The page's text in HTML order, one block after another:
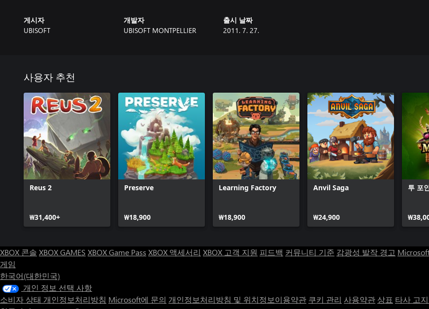
게시자
UBISOFT
개발자
UBISOFT MONTPELLIER
출시 날짜
2011. 7. 27.
사용자 추천
Reus 2
₩31,400+
Preserve
₩18,900
Learning Factory
₩18,900
Anvil Saga
₩24,900
투 포
XBOX 콘솔 XBOX GAMES XBOX Game Pass XBOX 액세서리 XBOX 고객 지원 피드백 커뮤니티 기준 감광성 발작 경고
게임
한국어(대한민국)
개인 정보 선택 사항
소비자 상태 개인정보처리방침 Microsoft에 문의 개인정보처리방침 및 위치정보이용약관 쿠키 관리 사용약관 상표 타사 고